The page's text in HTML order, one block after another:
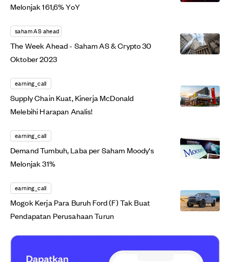
Melonjak 161,6% YoY
saham AS ahead
The Week Ahead - Saham AS & Crypto 30
Oktober 2023
earning_call
Supply Chain Kuat, Kinerja McDonald
Melebihi Harapan Analis!
earning_call
Demand Tumbuh, Laba per Saham Moody's
Melonjak 31%
earning_call
Mogok Kerja Para Buruh Ford (F) Tak Buat
Pendapatan Perusahaan Turun